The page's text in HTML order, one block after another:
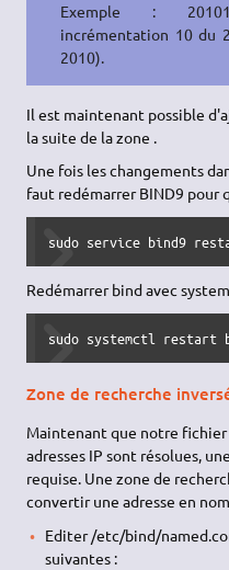
Exemple :
incrémentation 10 du
2010).
Il est maintenant possible
la suite de la zone .
Une fois les changements
faut redémarrer BIND9 pour
sudo service bind9
Redémarrer bind avec
sudo systemctl restart
Zone de recherche
Maintenant que notre fichier
adresses IP sont résolues,
requise. Une zone de
convertir une adresse en
Editer /etc/bind/
suivantes :